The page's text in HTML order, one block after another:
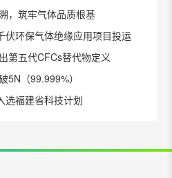
，筑牢气体品质根基
伏环保气体绝缘应用项目投运
第五代CFCs替代物定义
5N（99.999%）
选福建省科技计划